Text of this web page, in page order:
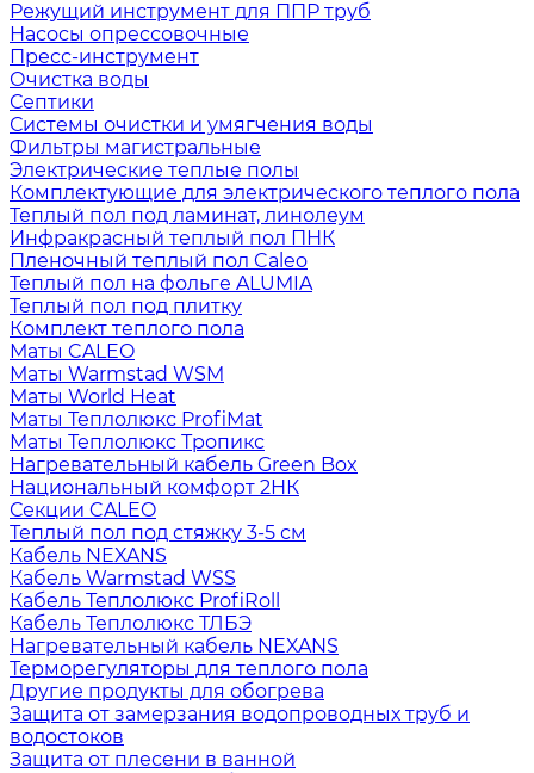
Режущий инструмент для ППР труб
Насосы опрессовочные
Пресс-инструмент
Очистка воды
Септики
Системы очистки и умягчения воды
Фильтры магистральные
Электрические теплые полы
Комплектующие для электрического теплого пола
Теплый пол под ламинат, линолеум
Инфракрасный теплый пол ПНК
Пленочный теплый пол Caleo
Теплый пол на фольге ALUMIA
Теплый пол под плитку
Комплект теплого пола
Маты CALEO
Маты Warmstad WSM
Маты World Heat
Маты Теплолюкс ProfiMat
Маты Теплолюкс Тропикс
Нагревательный кабель Green Box
Национальный комфорт 2НК
Секции CALEO
Теплый пол под стяжку 3-5 см
Кабель NEXANS
Кабель Warmstad WSS
Кабель Теплолюкс ProfiRoll
Кабель Теплолюкс ТЛБЭ
Нагревательный кабель NEXANS
Терморегуляторы для теплого пола
Другие продукты для обогрева
Защита от замерзания водопроводных труб и
водостоков
Защита от плесени в ванной